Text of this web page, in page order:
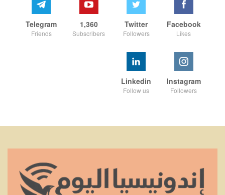
Facebook
Likes
Twitter
Followers
1,360
Subscribers
Telegram
Friends
Instagram
Followers
Linkedin
Follow us